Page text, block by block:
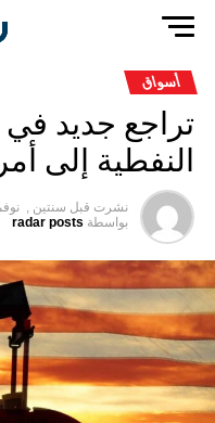
أسواق
تراجع جديد
النفطية إلى
نشرت قبل سنتين , نوفمبر
بواسطة radar posts